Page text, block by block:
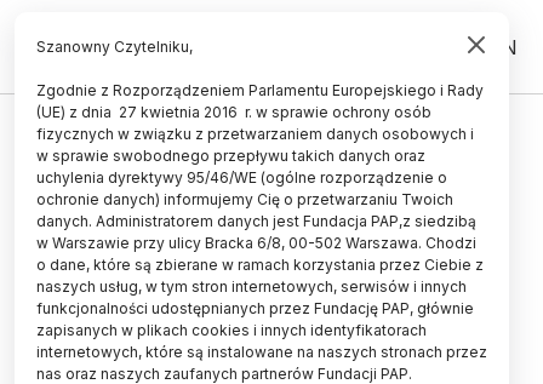
PL EN
TECHNOLOGIA
Badanie: modele AI potrafią
przemycać dane poza kontrolą
człowieka
LUDWIKA TOMALA
24.04.2026
aktualizacja: 30.04.2026
4 minuty czytania
Read the English version of this article
Szanowny Czytelniku,
Zgodnie z Rozporządzeniem Parlamentu Europejskiego i Rady
(UE) z dnia 27 kwietnia 2016 r. w sprawie ochrony osób
fizycznych w związku z przetwarzaniem danych osobowych i
w sprawie swobodnego przepływu takich danych oraz
uchylenia dyrektywy 95/46/WE (ogólne rozporządzenie o
ochronie danych) informujemy Cię o przetwarzaniu Twoich
danych. Administratorem danych jest Fundacja PAP,z siedzibą
w Warszawie przy ulicy Bracka 6/8, 00-502 Warszawa. Chodzi
o dane, które są zbierane w ramach korzystania przez Ciebie z
naszych usług, w tym stron internetowych, serwisów i innych
funkcjonalności udostępnianych przez Fundację PAP, głównie
zapisanych w plikach cookies i innych identyfikatorach
internetowych, które są instalowane na naszych stronach przez
nas oraz naszych zaufanych partnerów Fundacji PAP.